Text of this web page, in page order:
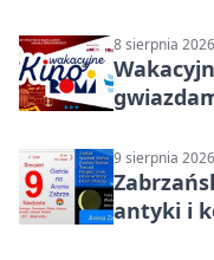
8 sierpnia
9 sierpnia
antyki i